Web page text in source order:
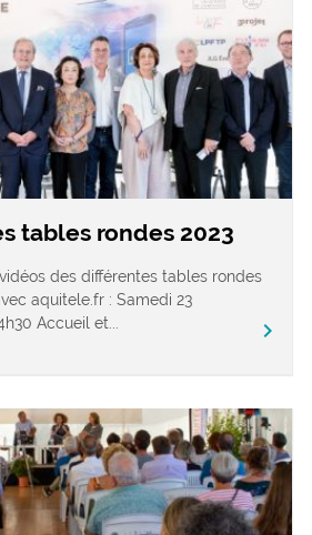
tables rondes 2023
des différentes tables rondes
aquitele.fr : Samedi 23
Accueil et...
chevron_right